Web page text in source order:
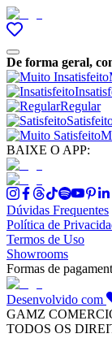
De forma geral,
Regular
BAIXE O APP:
Dúvidas Frequentes
Política de
Termos de Uso
Showrooms
Formas de
Desenvolvido com
GAMZ
TODOS OS